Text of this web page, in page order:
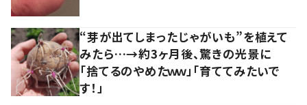
“芽が出てしまったじゃがいも”を植えて
みたら…→約3ヶ月後、驚きの光景に
「捨てるのやめたｗｗ」「育ててみたいで
す！」